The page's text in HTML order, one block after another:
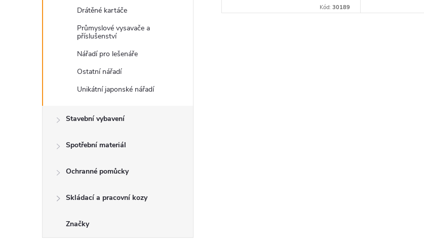
Drátěné kartáče
Průmyslové vysavače a
příslušenství
Nářadí pro lešenáře
Ostatní nářadí
Unikátní japonské nářadí
Stavební vybavení
Spotřební materiál
Ochranné pomůcky
Skládací a pracovní kozy
Značky
kombinuje ručně kovanou hlavu s
Kód:30189
designem,